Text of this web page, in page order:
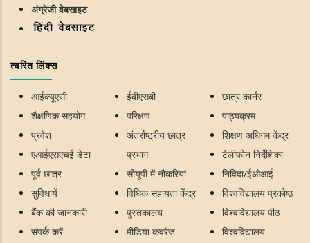
अंग्रेजी वेबसाइट
त्वरित लिंक्स
आईक्यूएसी
शैक्षणिक सहयोग
प्रवेश
एआईएसएचई डेटा
पूर्व छात्र
सुविधायें
बैंक की जानकारी
संपर्क करें
ईबीएसबी
परिक्षण
अंतर्राष्ट्रीय छात्र
प्रभाग
सीयूपी में नौकरियां
विधिक सहायता केंद्र
पुस्तकालय
मीडिया कवरेज
छात्र कार्नर
पाठ्यक्रम
शिक्षण अधिगम केंद्र
टेलीफोन निर्देशिका
निविदा/ईओआई
विश्वविद्यालय प्रकोष्ठ
विश्वविद्यालय पीठ
विश्वविद्यालय